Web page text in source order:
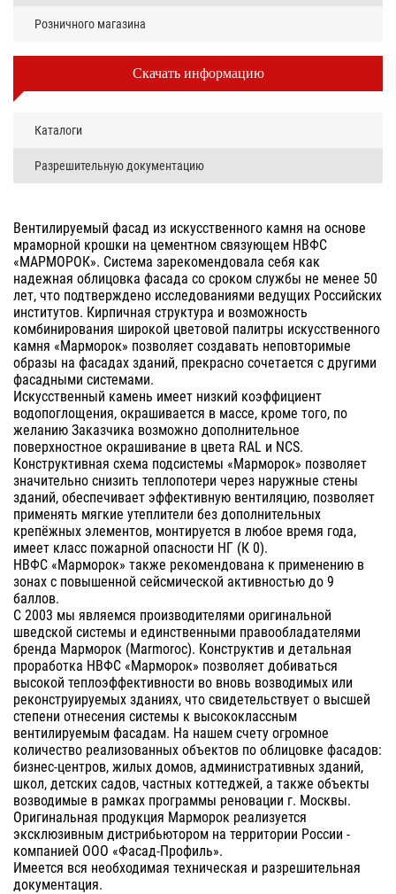
Розничного магазина
Скачать информацию
Каталоги
Разрешительную документацию
Вентилируемый фасад из искусственного камня на основе
мраморной крошки на цементном связующем НВФС
«МАРМОРОК». Система зарекомендовала себя как
надежная облицовка фасада со сроком службы не менее 50
лет, что подтверждено исследованиями ведущих Российских
институтов. Кирпичная структура и возможность
комбинирования широкой цветовой палитры искусственного
камня «Марморок» позволяет создавать неповторимые
образы на фасадах зданий, прекрасно сочетается с другими
фасадными системами.
Искусственный камень имеет низкий коэффициент
водопоглощения, окрашивается в массе, кроме того, по
желанию Заказчика возможно дополнительное
поверхностное окрашивание в цвета RAL и NCS.
Конструктивная схема подсистемы «Марморок» позволяет
значительно снизить теплопотери через наружные стены
зданий, обеспечивает эффективную вентиляцию, позволяет
применять мягкие утеплители без дополнительных
крепёжных элементов, монтируется в любое время года,
имеет класс пожарной опасности НГ (К 0).
НВФС «Марморок» также рекомендована к применению в
зонах с повышенной сейсмической активностью до 9
баллов.
С 2003 мы являемся производителями оригинальной
шведской системы и единственными правообладателями
бренда Марморок (Marmoroc). Конструктив и детальная
проработка НВФС «Марморок» позволяет добиваться
высокой теплоэффективности во вновь возводимых или
реконструируемых зданиях, что свидетельствует о высшей
степени отнесения системы к высококлассным
вентилируемым фасадам. На нашем счету огромное
количество реализованных объектов по облицовке фасадов:
бизнес-центров, жилых домов, административных зданий,
школ, детских садов, частных коттеджей, а также объекты
возводимые в рамках программы реновации г. Москвы.
Оригинальная продукция Марморок реализуется
эксклюзивным дистрибьютором на территории России -
компанией ООО «Фасад-Профиль».
Имеется вся необходимая техническая и разрешительная
документация.